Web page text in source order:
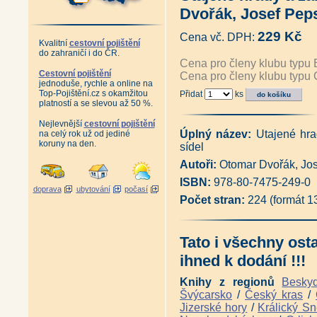
Kvalitní cestovní pojištění
do zahraničí i do ČR.
Cestovní pojištění
jednoduše, rychle a online na
Top-Pojištění.cz s okamžitou
platností a se slevou až 50 %.
Nejlevnější cestovní pojištění
na celý rok už od jediné
koruny na den.
doprava ubytování počasí
Zánik pražského ghetta
Plánování Prahy - Historie
Velká Praha Drobnovhledy
Pražští skalníci, kameníci a
Řemesla v pořádku (Martina
Pražská okénka (Stanislava
Antikvatiát - Město jménem
Praha za císaře pána (Pavel
Praha lucemburská v
Vyšehrad, tisíciletá sága
Antikvariát - Vyšehrad,
Antikvariát - Královský
Nejkrásnější fotografie Prahy
Antikvariát - Stará Praha
Antikvariát - Stará Praha
Antikvariát - Stará Praha
Botič v hlavní roli (Pavlína
Kamenný most v Praze
Antikvariát - Archeologie na
Klárov I. Klarův ústav (Petr
Dlabačov a nymburský rod
Zaniklé Podskalí - Vory a
Pražské veduty 18. století
Dvořák, Josef
Cena vč. DPH: 229 Kč
Cena pro členy klubu typu
Cena pro členy klubu typu
Přidat ks
Úplný název: Utajené
sídel
Autoři: Otomar Dvořák,
ISBN: 978-80-7475-249-0
Počet stran: 224 (formát
Tato i všechny
ihned k dodání !!!
Knihy z regionů
Švýcarsko / Český kras /
Jizerské hory / Králický